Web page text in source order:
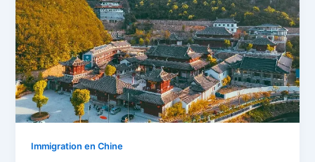
Immigration en Chine
Before
Moving
to
Live
in
China:
Tips
for
a